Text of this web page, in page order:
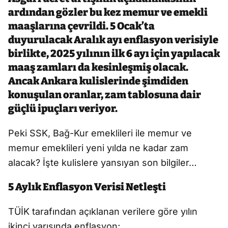
ardından gözler bu kez memur ve emekli
maaşlarına çevrildi. 5 Ocak’ta
duyurulacak Aralık ayı enflasyon verisiyle
birlikte, 2025 yılının ilk 6 ayı için yapılacak
maaş zamları da kesinleşmiş olacak.
Ancak Ankara kulislerinde şimdiden
konuşulan oranlar, zam tablosuna dair
güçlü ipuçları veriyor.
Peki SSK, Bağ-Kur emeklileri ile memur ve
memur emeklileri yeni yılda ne kadar zam
alacak? İşte kulislere yansıyan son bilgiler…
5 Aylık Enflasyon Verisi Netleşti
TÜİK tarafından açıklanan verilere göre yılın